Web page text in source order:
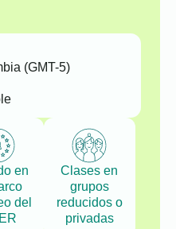
(GMT-5)
en
del
Clases en
grupos
reducidos o
privadas